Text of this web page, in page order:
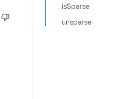
isSparse
unsparse